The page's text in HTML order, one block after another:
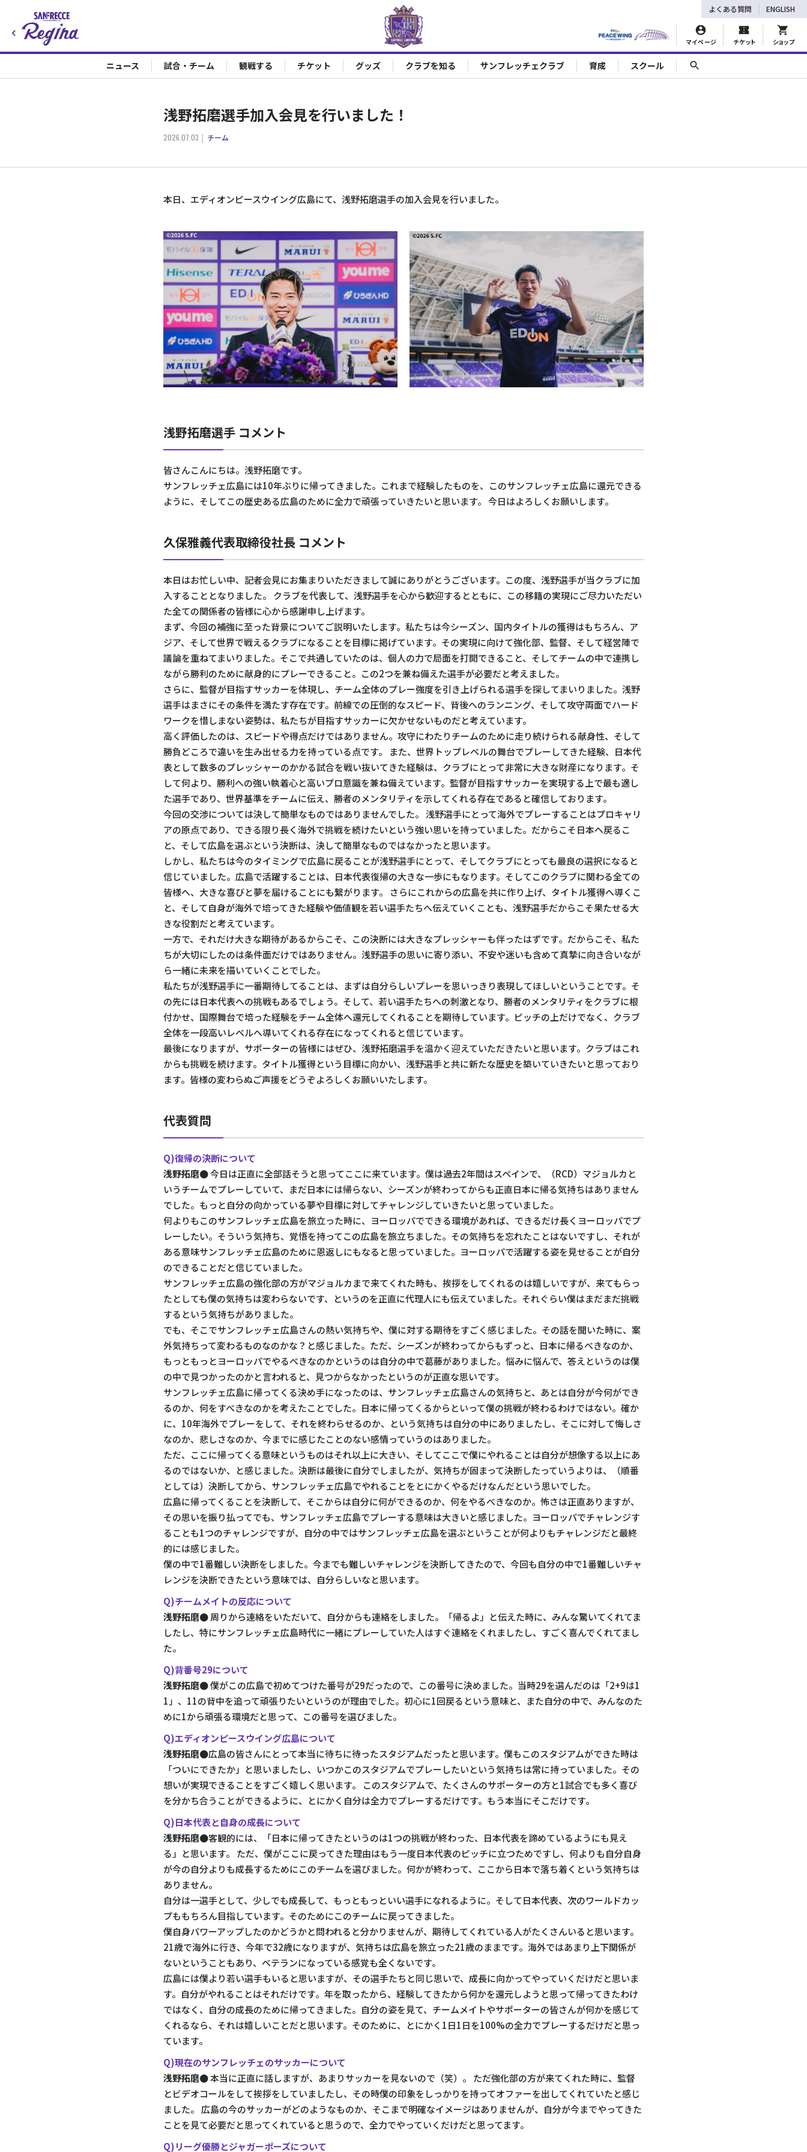
マイページ チケット ショップ
よくある質問 ENGLISH
ニュース 試合・チーム 観戦する チケット グッズ クラブを知る サンフレッチェクラブ 育成 スクール
浅野拓磨選手加入会見を行いました！
2026.07.03 チーム
本日、エディオンピースウイング広島にて、浅野拓磨選手の加入会見を行いました。
浅野拓磨選手 コメント
皆さんこんにちは。浅野拓磨です。
サンフレッチェ広島には10年ぶりに帰ってきました。これまで経験したものを、このサンフレッチェ広島に還元できる
ように、そしてこの歴史ある広島のために全力で頑張っていきたいと思います。 今日はよろしくお願いします。
久保雅義代表取締役社長 コメント
本日はお忙しい中、記者会見にお集まりいただきまして誠にありがとうございます。この度、浅野選手が当クラブに加
入することとなりました。 クラブを代表して、浅野選手を心から歓迎するとともに、この移籍の実現にご尽力いただい
た全ての関係者の皆様に心から感謝申し上げます。
まず、今回の補強に至った背景についてご説明いたします。私たちは今シーズン、国内タイトルの獲得はもちろん、ア
ジア、そして世界で戦えるクラブになることを目標に掲げています。その実現に向けて強化部、監督、そして経営陣で
議論を重ねてまいりました。そこで共通していたのは、個人の力で局面を打開できること、そしてチームの中で連携し
ながら勝利のために献身的にプレーできること。この2つを兼ね備えた選手が必要だと考えました。
さらに、監督が目指すサッカーを体現し、チーム全体のプレー強度を引き上げられる選手を探してまいりました。浅野
選手はまさにその条件を満たす存在です。前線での圧倒的なスピード、背後へのランニング、そして攻守両面でハード
ワークを惜しまない姿勢は、私たちが目指すサッカーに欠かせないものだと考えています。
高く評価したのは、スピードや得点だけではありません。攻守にわたりチームのために走り続けられる献身性、そして
勝負どころで違いを生み出せる力を持っている点です。 また、世界トップレベルの舞台でプレーしてきた経験、日本代
表として数多のプレッシャーのかかる試合を戦い抜いてきた経験は、クラブにとって非常に大きな財産になります。そ
して何より、勝利への強い執着心と高いプロ意識を兼ね備えています。監督が目指すサッカーを実現する上で最も適し
た選手であり、世界基準をチームに伝え、勝者のメンタリティを示してくれる存在であると確信しております。
今回の交渉については決して簡単なものではありませんでした。 浅野選手にとって海外でプレーすることはプロキャリ
アの原点であり、できる限り長く海外で挑戦を続けたいという強い思いを持っていました。だからこそ日本へ戻るこ
と、そして広島を選ぶという決断は、決して簡単なものではなかったと思います。
しかし、私たちは今のタイミングで広島に戻ることが浅野選手にとって、そしてクラブにとっても最良の選択になると
信じていました。広島で活躍することは、日本代表復帰の大きな一歩にもなります。そしてこのクラブに関わる全ての
皆様へ、大きな喜びと夢を届けることにも繋がります。 さらにこれからの広島を共に作り上げ、タイトル獲得へ導くこ
と、そして自身が海外で培ってきた経験や価値観を若い選手たちへ伝えていくことも、浅野選手だからこそ果たせる大
きな役割だと考えています。
一方で、それだけ大きな期待があるからこそ、この決断には大きなプレッシャーも伴ったはずです。だからこそ、私た
ちが大切にしたのは条件面だけではありません。浅野選手の思いに寄り添い、不安や迷いも含めて真摯に向き合いなが
ら一緒に未来を描いていくことでした。
私たちが浅野選手に一番期待してることは、まずは自分らしいプレーを思いっきり表現してほしいということです。そ
の先には日本代表への挑戦もあるでしょう。そして、若い選手たちへの刺激となり、勝者のメンタリティをクラブに根
付かせ、国際舞台で培った経験をチーム全体へ還元してくれることを期待しています。ピッチの上だけでなく、クラブ
全体を一段高いレベルへ導いてくれる存在になってくれると信じています。
最後になりますが、サポーターの皆様にはぜひ、浅野拓磨選手を温かく迎えていただきたいと思います。クラブはこれ
からも挑戦を続けます。タイトル獲得という目標に向かい、浅野選手と共に新たな歴史を築いていきたいと思っており
ます。皆様の変わらぬご声援をどうぞよろしくお願いいたします。
代表質問
Q)復帰の決断について
浅野拓磨●今日は正直に全部話そうと思ってここに来ています。僕は過去2年間はスペインで、（RCD）マジョルカと
いうチームでプレーしていて、まだ日本には帰らない、シーズンが終わってからも正直日本に帰る気持ちはありません
でした。もっと自分の向かっている夢や目標に対してチャレンジしていきたいと思っていました。
何よりもこのサンフレッチェ広島を旅立った時に、ヨーロッパでできる環境があれば、できるだけ長くヨーロッパでプ
レーしたい。そういう気持ち、覚悟を持ってこの広島を旅立ちました。その気持ちを忘れたことはないですし、それが
ある意味サンフレッチェ広島のために恩返しにもなると思っていました。ヨーロッパで活躍する姿を見せることが自分
のできることだと信じていました。
サンフレッチェ広島の強化部の方がマジョルカまで来てくれた時も、挨拶をしてくれるのは嬉しいですが、来てもらっ
たとしても僕の気持ちは変わらないです、というのを正直に代理人にも伝えていました。それぐらい僕はまだまだ挑戦
するという気持ちがありました。
でも、そこでサンフレッチェ広島さんの熱い気持ちや、僕に対する期待をすごく感じました。その話を聞いた時に、案
外気持ちって変わるものなのかな？と感じました。ただ、シーズンが終わってからもずっと、日本に帰るべきなのか、
もっともっとヨーロッパでやるべきなのかというのは自分の中で葛藤がありました。悩みに悩んで、答えというのは僕
の中で見つかったのかと言われると、見つからなかったというのが正直な思いです。
サンフレッチェ広島に帰ってくる決め手になったのは、サンフレッチェ広島さんの気持ちと、あとは自分が今何ができ
るのか、何をすべきなのかを考えたことでした。日本に帰ってくるからといって僕の挑戦が終わるわけではない。確か
に、10年海外でプレーをして、それを終わらせるのか、という気持ちは自分の中にありましたし、そこに対して悔しさ
なのか、悲しさなのか、今までに感じたことのない感情っていうのはありました。
ただ、ここに帰ってくる意味というものはそれ以上に大きい、そしてここで僕にやれることは自分が想像する以上にあ
るのではないか、と感じました。決断は最後に自分でしましたが、気持ちが固まって決断したっていうよりは、（順番
としては）決断してから、サンフレッチェ広島でやれることをとにかくやるだけなんだという思いでした。
広島に帰ってくることを決断して、そこからは自分に何ができるのか、何をやるべきなのか。怖さは正直ありますが、
その思いを振り払ってでも、サンフレッチェ広島でプレーする意味は大きいと感じました。ヨーロッパでチャレンジす
ることも1つのチャレンジですが、自分の中ではサンフレッチェ広島を選ぶということが何よりもチャレンジだと最終
的には感じました。
僕の中で1番難しい決断をしました。今までも難しいチャレンジを決断してきたので、今回も自分の中で1番難しいチャ
レンジを決断できたという意味では、自分らしいなと思います。
Q)チームメイトの反応について
浅野拓磨●周りから連絡をいただいて、自分からも連絡をしました。「帰るよ」と伝えた時に、みんな驚いてくれてま
したし、特にサンフレッチェ広島時代に一緒にプレーしていた人はすぐ連絡をくれましたし、すごく喜んでくれてまし
た。
Q)背番号29について
浅野拓磨●僕がこの広島で初めてつけた番号が29だったので、この番号に決めました。当時29を選んだのは「2+9は1
1」、11の背中を追って頑張りたいというのが理由でした。初心に1回戻るという意味と、また自分の中で、みんなのた
めに1から頑張る環境だと思って、この番号を選びました。
Q)エディオンピースウイング広島について
浅野拓磨●広島の皆さんにとって本当に待ちに待ったスタジアムだったと思います。僕もこのスタジアムができた時は
「ついにできたか」と思いましたし、いつかこのスタジアムでプレーしたいという気持ちは常に持っていました。その
想いが実現できることをすごく嬉しく思います。 このスタジアムで、たくさんのサポーターの方と1試合でも多く喜び
を分かち合うことができるように、とにかく自分は全力でプレーするだけです。もう本当にそこだけです。
Q)日本代表と自身の成長について
浅野拓磨●客観的には、「日本に帰ってきたというのは1つの挑戦が終わった、日本代表を諦めているようにも見え
る」と思います。 ただ、僕がここに戻ってきた理由はもう一度日本代表のピッチに立つためですし、何よりも自分自身
が今の自分よりも成長するためにこのチームを選びました。何かが終わって、ここから日本で落ち着くという気持ちは
ありません。
自分は一選手として、少しでも成長して、もっともっといい選手になれるように。そして日本代表、次のワールドカッ
プももちろん目指しています。そのためにこのチームに戻ってきました。
僕自身パワーアップしたのかどうかと問われると分かりませんが、期待してくれている人がたくさんいると思います。
21歳で海外に行き、今年で32歳になりますが、気持ちは広島を旅立った21歳のままです。海外ではあまり上下関係が
ないということもあり、ベテランになっている感覚も全くないです。
広島には僕より若い選手もいると思いますが、その選手たちと同じ思いで、成長に向かってやっていくだけだと思いま
す。自分がやれることはそれだけです。年を取ったから、経験してきたから何かを還元しようと思って帰ってきたわけ
ではなく、自分の成長のために帰ってきました。自分の姿を見て、チームメイトやサポーターの皆さんが何かを感じて
くれるなら、それは嬉しいことだと思います。そのために、とにかく1日1日を100%の全力でプレーするだけだと思っ
ています。
Q)現在のサンフレッチェのサッカーについて
浅野拓磨●本当に正直に話しますが、あまりサッカーを見ないので（笑）。 ただ強化部の方が来てくれた時に、監督
とビデオコールをして挨拶をしていましたし、その時僕の印象をしっかりを持ってオファーを出してくれていたと感じ
ました。 広島の今のサッカーがどのようなものか、そこまで明確なイメージはありませんが、自分が今までやってきた
ことを見て必要だと思ってくれていると思うので、全力でやっていくだけだと思ってます。
Q)リーグ優勝とジャガーポーズについて